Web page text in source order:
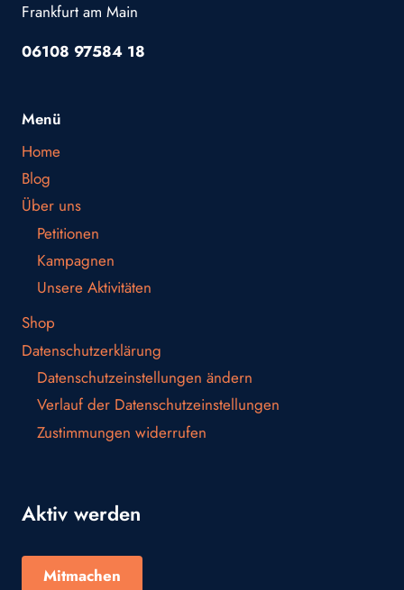
Frankfurt am Main
06108 97584 18
Menü
Home
Blog
Über uns
Petitionen
Kampagnen
Unsere Aktivitäten
Shop
Datenschutzerklärung
Datenschutzeinstellungen ändern
Verlauf der Datenschutzeinstellungen
Zustimmungen widerrufen
Aktiv werden
Mitmachen